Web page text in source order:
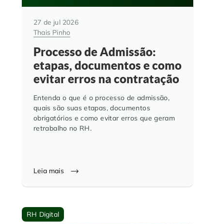
27 de jul 2026
Thais Pinho
Processo de Admissão:
etapas, documentos e como
evitar erros na contratação
Entenda o que é o processo de admissão,
quais são suas etapas, documentos
obrigatórios e como evitar erros que geram
retrabalho no RH.
Leia mais
RH Digital